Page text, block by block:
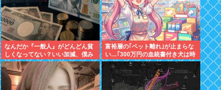
なんだか『一般人』がどんどん貧
しくなってない？いい加減、僕み
たいに副業したら？週に2日休む
時代は終わったんだよ
富裕層の｢ペット離れ｣が止まらな
い…｢300万円の血統書付き犬は時
代遅れ｣という真のお金持ちが"向
かった先"